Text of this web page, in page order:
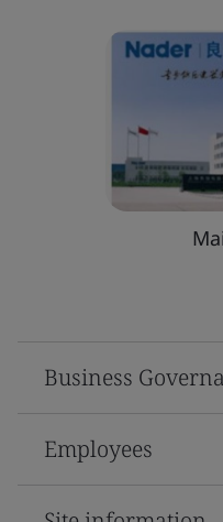
Business
Employees